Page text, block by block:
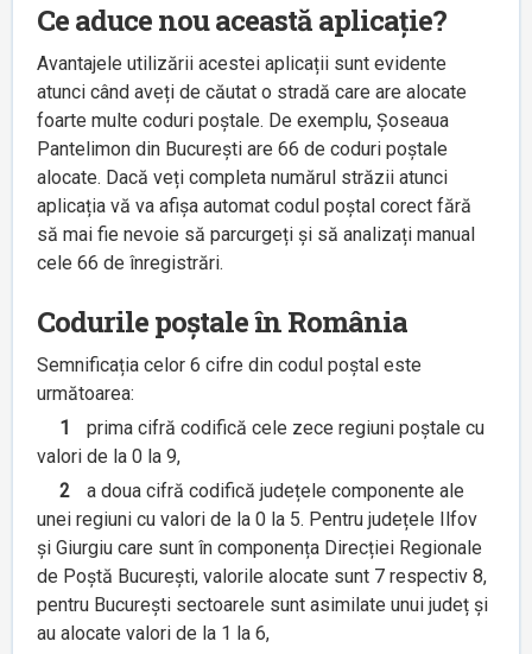
Ce aduce nou această aplicație?
Avantajele utilizării acestei aplicații sunt evidente
atunci când aveți de căutat o stradă care are alocate
foarte multe coduri poștale. De exemplu, Șoseaua
Pantelimon din București are 66 de coduri poștale
alocate. Dacă veți completa numărul străzii atunci
aplicația vă va afișa automat codul poștal corect fără
să mai fie nevoie să parcurgeți și să analizați manual
cele 66 de înregistrări.
Codurile poștale în România
Semnificația celor 6 cifre din codul poștal este
următoarea:
1
prima cifră codifică cele zece regiuni poștale cu
valori de la 0 la 9,
2
a doua cifră codifică județele componente ale
unei regiuni cu valori de la 0 la 5. Pentru județele Ilfov
și Giurgiu care sunt în componența Direcției Regionale
de Poștă București, valorile alocate sunt 7 respectiv 8,
pentru București sectoarele sunt asimilate unui județ și
au alocate valori de la 1 la 6,